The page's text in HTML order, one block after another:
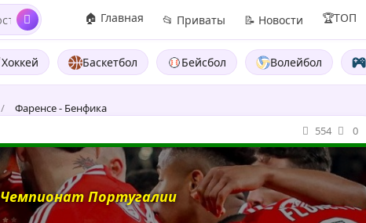
🏠 Главная 📂 Приваты 📝 Новости 🏆ТОП
Хоккей Баскетбол Бейсбол Волейбол
/ Фаренсе - Бенфика
554 0
Чемпионат Португалии